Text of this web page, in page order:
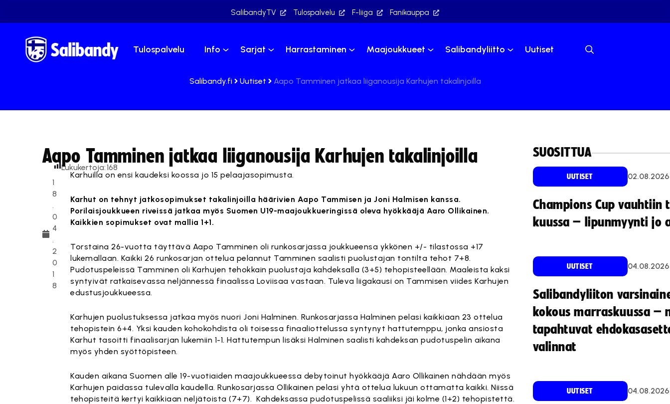
SalibandyTV Tulospalvelu F-liiga Fanikauppa
Tulospalvelu Info Sarjat Harrastaminen Maajoukkueet Salibandyliitto Uutiset
Salibandy.fi Uutiset Aapo Tamminen jatkaa liiganousija Karhujen takalinjoilla
Aapo Tamminen jatkaa liiganousija Karhujen takalinjoilla
1
8
.
0
4
.
2
0
1
8
Lukukertoja:168
Karhuilla on ensi kaudeksi koossa jo 15 pelaajasopimusta.
Karhut on tehnyt jatkosopimukset takalinjoilla häärivien Aapo Tammisen ja Joni Halmisen kanssa.
Porilaisjoukkueen riveissä jatkaa myös Suomen U19-maajoukkueringissä oleva hyökkääjä Aaro Ollikainen.
Kaikkien sopimukset ovat mallia 1+1.
Torstaina 26-vuotta täyttävä Aapo Tamminen oli runkosarjassa joukkueensa ykkönen +/- tilastossa +17
lukemallaan. Kaikki 26 runkosarjan ottelua pelannut Tamminen saalisti puolustajan tontilta tehot 7+8.
Pudotuspeleissä Tamminen oli Karhujen tehokkain puolustaja kahdeksalla (3+5) tehopisteellään. Maaleista kaksi
syntyivät ratkaisevassa neljännessä finaalissa Loviisaa vastaan. Tuleva liigakausi on Tammisen viides Karhujen
edustusjoukkueessa.
Karhujen puolustuksessa jatkaa myös nuori Joni Halminen. Runkosarjassa Halminen pelasi kaikkiaan 23 ottelua
tehopistein 6+4. Yksi kauden kohokohdista oli toisessa finaaliottelussa syntynyt hattutemppu, jonka ansiosta
Karhut tasoitti finaalisarjan lukemiin 1-1. Hattutempun lisäksi Halminen saalisti kahdeksan pudotuspelin aikana
myös yhden syöttöpisteen.
Kauden aikana Suomen alle 19-vuotiaiden maajoukkueessa debytoinut hyökkääjä Aaro Ollikainen nähdään myös
Karhujen paidassa tulevalla kaudella. Runkosarjassa Ollikainen pelasi yhtä ottelua lukuun ottamatta kaikki. Niissä
tehopisteitä kertyi kaikkiaan neljätoista (7+7). Kahdeksassa pudotuspelissä saaliiksi jäi kolme (1+2) tehopistettä.
SUOSITTUA
UUTISET 02.08.2026
Champions Cup vauhtiin
kuussa – lipunmyynti jo
UUTISET 04.08.2026
Salibandyliiton
kokous marraskuussa –
tapahtuvat
valinnat
UUTISET 04.08.2026